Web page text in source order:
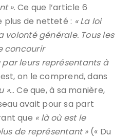
». Ce que l’article 6
plus de netteté : « La loi
volonté générale. Tous les
concourir
leurs représentants à
on le comprend, dans
»… Ce que, à sa manière,
avait pour sa part
que « là où est le
de représentant »(« Du